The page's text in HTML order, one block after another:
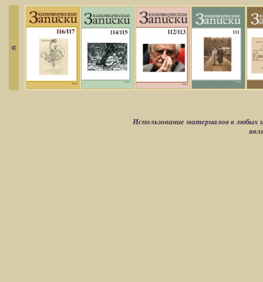
«
Использование материалов в любых